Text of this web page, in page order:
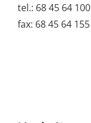
tel.: 68 45 64 100
fax: 68 45 64 155